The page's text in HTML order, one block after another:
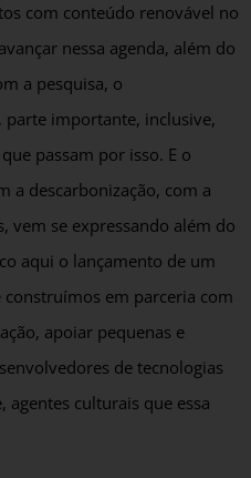
com conteúdo renovável no
nessa agenda, além do
a pesquisa, o
parte importante, inclusive,
passam por isso. E o
a descarbonização, com a
vem se expressando além do
aqui o lançamento de um
em parceria com
apoiar pequenas e
de tecnologias
culturais que essa